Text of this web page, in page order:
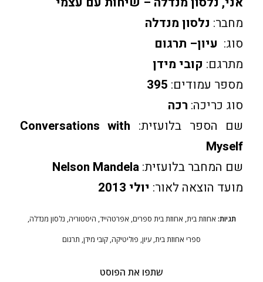
מחבר: נלסון מנדלה
סוג: עיון– תרגום
מתרגם: קובי מידן
מספר עמודים: 395
סוג כריכה: רכה
שם הספר בלועזית: Conversations with
Myself
שם המחבר בלועזית:Nelson Mandela
מועד הוצאה לאור: יולי 2013
תגיות: אחוזת בית, אחוזת בית ספרים, אפרטהייד, היסטוריה, נלסון מנדלה,
ספרי אחוזת בית, עיון, פוליטיקה, קובי מידן, תרגום
שתפו את הפוסט